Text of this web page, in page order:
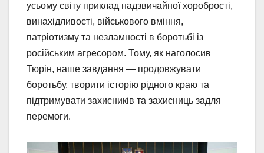
усьому світу приклад надзвичайної хоробрості,
винахідливості, військового вміння,
патріотизму та незламності в боротьбі із
російським агресором. Тому, як наголосив
Тюрін, наше завдання — продовжувати
боротьбу, творити історію рідного краю та
підтримувати захисників та захисниць задля
перемоги.